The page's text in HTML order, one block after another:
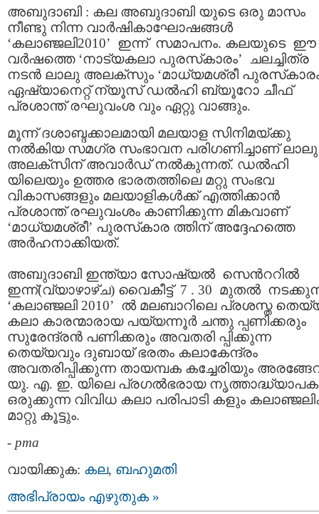
അബുദാബി : കല അബുദാബി യുടെ ഒരു മാസം
നീണ്ടു നിന്ന വാര്‍ഷികാഘോഷങ്ങള്‍
‘കലാഞ്ജലി2010’ ഇന്ന് സമാപനം. കലയുടെ ഈ
വര്‍ഷത്തെ ‘നാട്യകലാ പുരസ്‌കാരം’ ചലച്ചിത്ര
നടന്‍ ലാലു അലക്‌സും ‘മാധ്യമശ്രീ
ഏഷ്യാനെറ്റ് ന്യൂസ് ഡല്‍ഹി ബ്യൂറോ ചീഫ്
പ്രശാന്ത് രഘുവംശ വും ഏറ്റു വാങ്ങും.
മൂന്ന് ദശാബ്ദക്കാലമായി മലയാള സിനിമയ്ക്കു
നല്‍കിയ സമഗ്ര സംഭാവന പരിഗണിച്ചാണ് ലാലു
അലക്‌സിന് അവാര്‍ഡ് നല്‍കുന്നത്. ഡല്‍ഹി
യിലെയും ഉത്തര ഭാരതത്തിലെ മറ്റു സംഭവ
വികാസങ്ങളും മലയാളികള്‍ക്ക് എത്തിക്കാന്‍
പ്രശാന്ത് രഘുവംശം കാണിക്കുന്ന മികവാണ്
‘മാധ്യമശ്രീ’ പുരസ്‌കാര ത്തിന് അദ്ദേഹത്തെ
അര്‍ഹനാക്കിയത്.
അബുദാബി ഇന്ത്യാ സോഷ്യല്‍ സെന്‍ററില്‍
ഇന്ന്(വ്യാഴാഴ്ച) വൈകീട്ട് 7 . 30 മുതല്‍
‘കലാഞ്ജലി 2010’ ല്‍ മലബാറിലെ പ്രശസ്ത
കലാ കാരന്മാരായ പയ്യന്നൂര്‍ ചന്തു പ്പണിക്കരും
സുരേന്ദ്രന്‍ പണിക്കരും അവതരി പ്പിക്കുന്ന
തെയ്യവും ദുബായ് ഭരതം കലാകേന്ദ്രം
അവതരിപ്പിക്കുന്ന തായമ്പക കച്ചേരിയും
യു. എ. ഇ. യിലെ പ്രഗല്‍ഭരായ
ഒരുക്കുന്ന വിവിധ കലാ പരിപാടി കളും
മാറ്റു കൂട്ടും.
- pma
വായിക്കുക: കല, ബഹുമതി
അഭിപ്രായം എഴുതുക »